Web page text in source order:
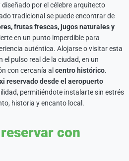
por el célebre arquitecto
tradicional se puede encontrar de
frutas frescas, jugos naturales y
en un punto imperdible para
auténtica. Alojarse o visitar esta
pulso real de la ciudad, en un
con cercanía al centro histórico.
reservado desde el aeropuerto
permitiéndote instalarte sin estrés
historia y encanto local.
con